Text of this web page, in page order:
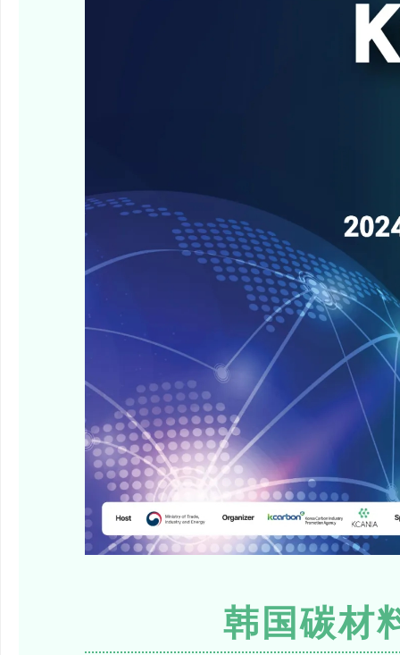
韩国碳材